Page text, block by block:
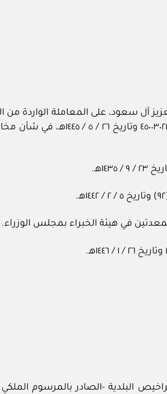
آل سعود، على المعاملة الواردة من
برقم ٣١٢٧٦ وتاريخ ١ / ‏٥‏ / ١٤٤٦هـ، المشتملة على برقية معالي وزير البلديات